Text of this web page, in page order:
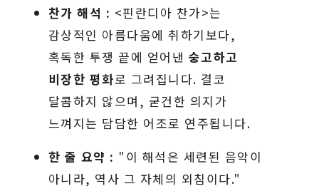
찬가 해석 : <핀란디아 찬가>는
감상적인 아름다움에 취하기보다,
혹독한 투쟁 끝에 얻어낸 숭고하고
비장한 평화로 그려집니다. 결코
달콤하지 않으며, 굳건한 의지가
느껴지는 담담한 어조로 연주됩니다.
한 줄 요약 : "이 해석은 세련된 음악이
아니라, 역사 그 자체의 외침이다."